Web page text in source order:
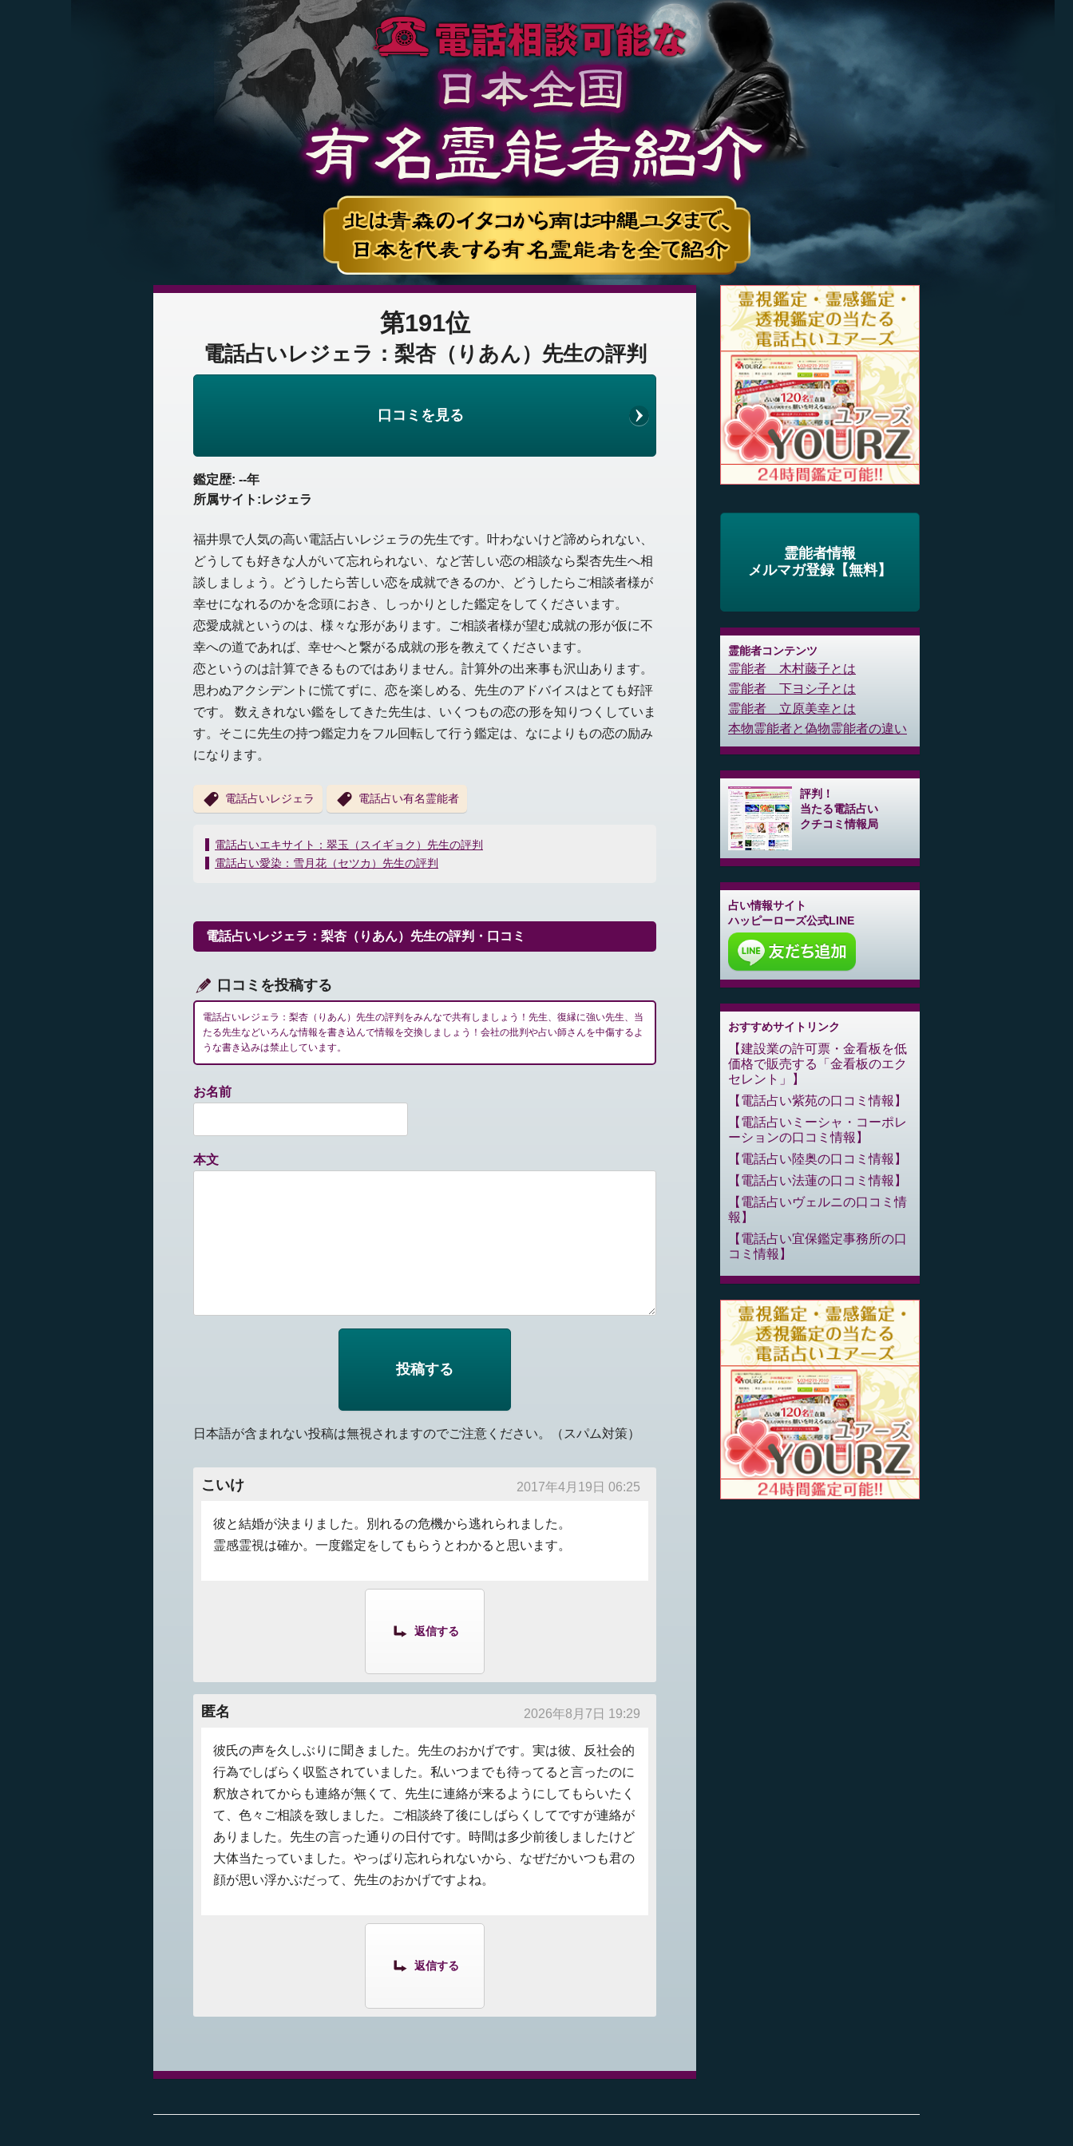
第191位
電話占いレジェラ：梨杏（りあん）先生の評判
口コミを見る
鑑定歴: --年
所属サイト:レジェラ
福井県で人気の高い電話占いレジェラの先生です。叶わないけど諦められない、
どうしても好きな人がいて忘れられない、など苦しい恋の相談なら梨杏先生へ相
談しましょう。どうしたら苦しい恋を成就できるのか、どうしたらご相談者様が
幸せになれるのかを念頭におき、しっかりとした鑑定をしてくださいます。
恋愛成就というのは、様々な形があります。ご相談者様が望む成就の形が仮に不
幸への道であれば、幸せへと繋がる成就の形を教えてくださいます。
恋というのは計算できるものではありません。計算外の出来事も沢山あります。
思わぬアクシデントに慌てずに、恋を楽しめる、先生のアドバイスはとても好評
です。 数えきれない鑑をしてきた先生は、いくつもの恋の形を知りつくしていま
す。そこに先生の持つ鑑定力をフル回転して行う鑑定は、なによりもの恋の励み
になります。
電話占いレジェラ 電話占い有名霊能者
投
稿
ー
シ
ン
電話占いエキサイト：翠玉（スイギョク）先生の評判
電話占い愛染：雪月花（セツカ）先生の評判
電話占いレジェラ：梨杏（りあん）先生の評判・口コミ
口コミを投稿する
電話占いレジェラ：梨杏（りあん）先生の評判をみんなで共有しましょう！先生、復縁に強い先生、当
たる先生などいろんな情報を書き込んで情報を交換しましょう！会社の批判や占い師さんを中傷するよ
うな書き込みは禁止しています。
お名前
本文
日本語が含まれない投稿は無視されますのでご注意ください。（スパム対策）
こいけ 2017年4月19日 06:25
彼と結婚が決まりました。別れるの危機から逃れられました。
霊感霊視は確か。一度鑑定をしてもらうとわかると思います。
返信する
匿名 2026年8月7日 19:29
彼氏の声を久しぶりに聞きました。先生のおかげです。実は彼、反社会的
行為でしばらく収監されていました。私いつまでも待ってると言ったのに
釈放されてからも連絡が無くて、先生に連絡が来るようにしてもらいたく
て、色々ご相談を致しました。ご相談終了後にしばらくしてですが連絡が
ありました。先生の言った通りの日付です。時間は多少前後しましたけど
大体当たっていました。やっぱり忘れられないから、なぜだかいつも君の
顔が思い浮かぶだって、先生のおかげですよね。
返信する
霊能者情報
メルマガ登録【無料】
霊能者コンテンツ
霊能者 木村藤子とは
霊能者 下ヨシ子とは
霊能者 立原美幸とは
本物霊能者と偽物霊能者の違い
評判！
当たる電話占い
クチコミ情報局
占い情報サイト
ハッピーローズ公式LINE
おすすめサイトリンク
建設業の許可票・金看板を低
価格で販売する「金看板のエク
セレント」
電話占い紫苑の口コミ情報
電話占いミーシャ・コーポレ
ーションの口コミ情報
電話占い陸奥の口コミ情報
電話占い法蓮の口コミ情報
電話占いヴェルニの口コミ情
報
電話占い宜保鑑定事務所の口
コミ情報